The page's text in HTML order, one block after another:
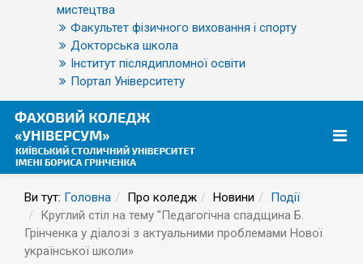
мистецтва
Факультет фізичного виховання і спорту
Докторська школа
Інститут післядипломної освіти
Портал Університету
Ви тут: Головна Про коледж Новини
Події
Круглий стіл на тему "Педагогічна спадщина Б.
Грінченка у діалозі з актуальними проблемами Нової
української школи»